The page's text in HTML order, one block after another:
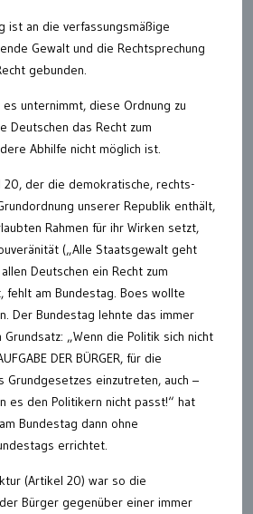
ist an die verfassungsmäßige
Gewalt und die Rechtsprechung
gebunden.
unternimmt, diese Ordnung zu
Deutschen das Recht zum
Abhilfe nicht möglich ist.
der die demokratische, rechts-
unserer Republik enthält,
Rahmen für ihr Wirken setzt,
(„Alle Staatsgewalt geht
Deutschen ein Recht zum
fehlt am Bundestag. Boes wollte
Der Bundestag lehnte das immer
„Wenn die Politik sich nicht
DER BÜRGER, für die
Grundgesetzes einzutreten, auch –
es den Politikern nicht passt!“ hat
Bundestag dann ohne
errichtet.
(Artikel 20) war so die
Bürger gegenüber einer immer